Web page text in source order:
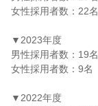
女性採用者数：22名
▼2023年度
男性採用者数：19名
女性採用者数：9名
▼2022年度